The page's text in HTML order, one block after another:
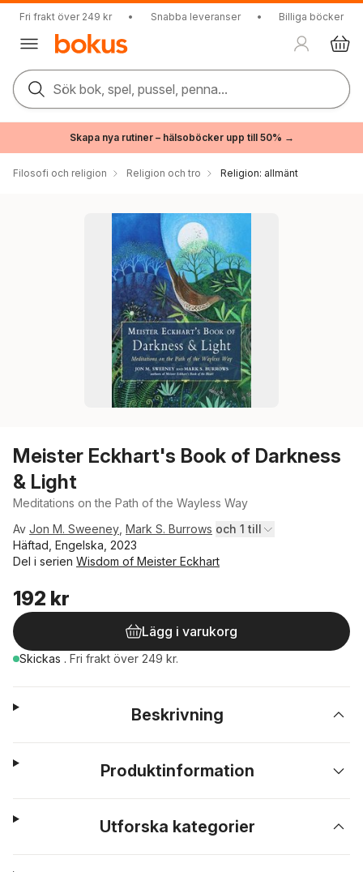
Fri frakt över 249 kr • Snabba leveranser • Billiga böcker
Sök bok, spel, pussel, penna...
Skapa nya rutiner – hälsoböcker upp till 50% →
Filosofi och religion Religion och tro Religion: allmänt
Meister Eckhart's Book of Darkness
& Light
Meditations on the Path of the Wayless Way
Av Jon M. Sweeney Mark S. Burrows och 1 till
Häftad, Engelska, 2023
Del i serien Wisdom of Meister Eckhart
192 kr
Lägg i varukorg
Skickas . Fri frakt över 249 kr.
Beskrivning
Produktinformation
Utforska kategorier